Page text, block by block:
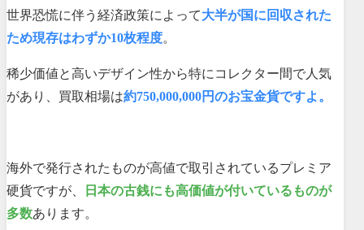
世界恐慌に伴う経済政策によって大半が国に回収された
ため現存はわずか10枚程度。
稀少価値と高いデザイン性から特にコレクター間で人気
があり、買取相場は約750,000,000円のお宝金貨ですよ。
海外で発行されたものが高値で取引されているプレミア
硬貨ですが、
日本の古銭にも高価値が付いているものが
多数あります。